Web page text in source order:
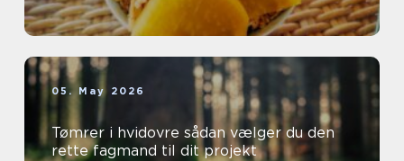
05. May 2026
Tømrer i hvidovre sådan vælger du den
rette fagmand til dit projekt